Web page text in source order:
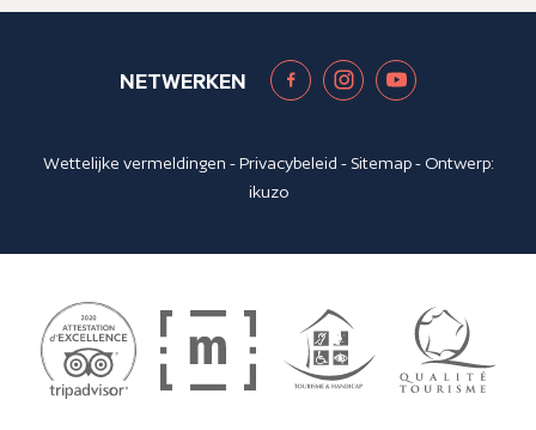
NETWERKEN
Wettelijke vermeldingen -Privacybeleid - Sitemap- Ontwerp:
ikuzo